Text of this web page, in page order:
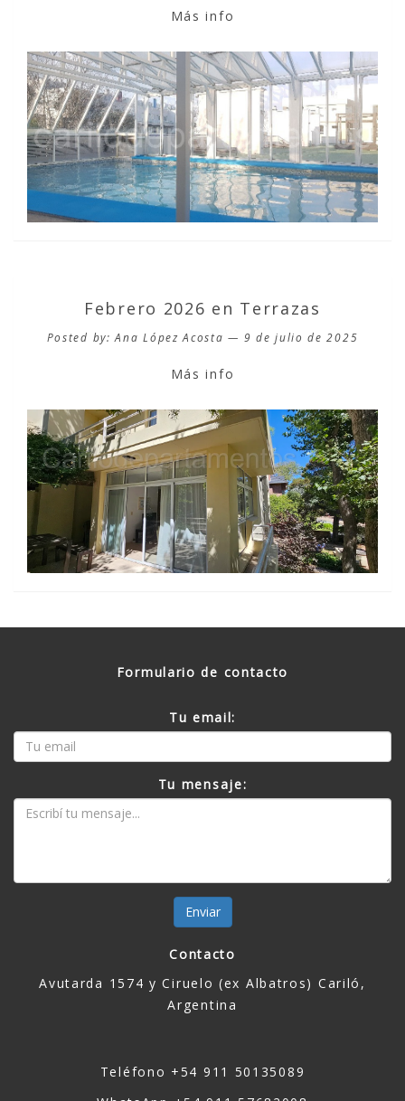
Más info
Febrero 2026 en Terrazas
Posted by: Ana López Acosta — 9 de julio de 2025
Más info
Formulario de contacto
Tu email:
Tu mensaje:
Enviar
Contacto
Avutarda 1574 y Ciruelo (ex Albatros) Cariló,
Argentina
Teléfono +54 911 50135089